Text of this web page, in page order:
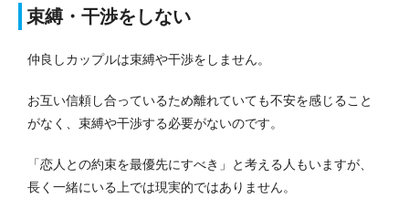
束縛・干渉をしない
仲良しカップルは束縛や干渉をしません。
お互い信頼し合っているため離れていても不安を感じること
がなく、束縛や干渉する必要がないのです。
「恋人との約束を最優先にすべき」と考える人もいますが、
長く一緒にいる上では現実的ではありません。